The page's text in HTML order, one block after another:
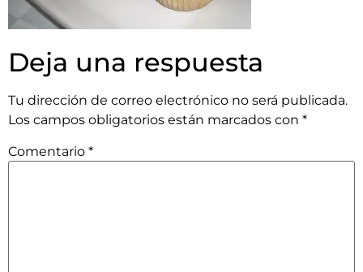
Deja una respuesta
Tu dirección de correo electrónico no será publicada.
Los campos obligatorios están marcados con *
Comentario *